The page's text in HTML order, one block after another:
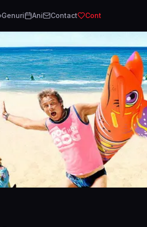
Genuri Ani Contact Cont